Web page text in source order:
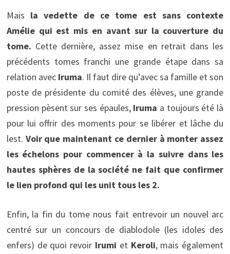
Mais la vedette de ce tome est sans contexte
Amélie qui est mis en avant sur la couverture du
tome. Cette dernière, assez mise en retrait dans les
précédents tomes franchi une grande étape dans sa
relation avec Iruma. Il faut dire qu’avec sa famille et son
poste de présidente du comité des élèves, une grande
pression pèsent sur ses épaules, Iruma a toujours été là
pour lui offrir des moments pour se libérer et lâche du
lest. Voir que maintenant ce dernier à monter assez
les échelons pour commencer à la suivre dans les
hautes sphères de la société ne fait que confirmer
le lien profond qui les unit tous les 2.
Enfin, la fin du tome nous fait entrevoir un nouvel arc
centré sur un concours de diablodole (les idoles des
enfers) de quoi revoir Irumi et Keroli, mais également